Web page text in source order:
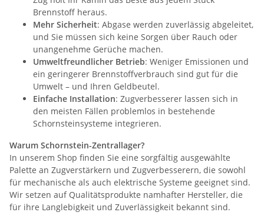
Brennstoff heraus.
Mehr Sicherheit: Abgase werden zuverlässig abgeleitet,
und Sie müssen sich keine Sorgen über Rauch oder
unangenehme Gerüche machen.
Umweltfreundlicher Betrieb: Weniger Emissionen und
ein geringerer Brennstoffverbrauch sind gut für die
Umwelt – und Ihren Geldbeutel.
Einfache Installation: Zugverbesserer lassen sich in
den meisten Fällen problemlos in bestehende
Schornsteinsysteme integrieren.
Warum Schornstein-Zentrallager?
In unserem Shop finden Sie eine sorgfältig ausgewählte
Palette an Zugverstärkern und Zugverbesserern, die sowohl
für mechanische als auch elektrische Systeme geeignet sind.
Wir setzen auf Qualitätsprodukte namhafter Hersteller, die
für ihre Langlebigkeit und Zuverlässigkeit bekannt sind.